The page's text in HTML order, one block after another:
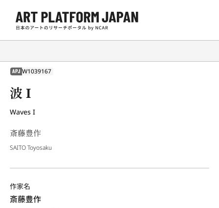
APJ W1039167
波 I
Waves I
斎藤豊作
SAITO Toyosaku
作家名
斎藤豊作